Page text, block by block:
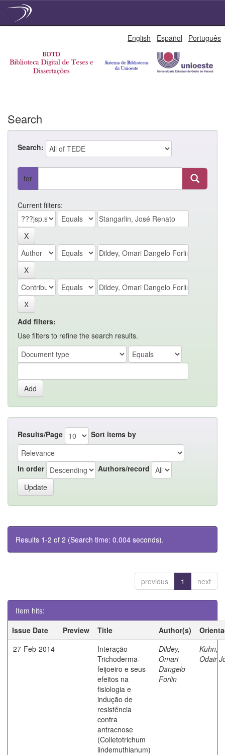
English Español Português
Search
Search:
for
Current filters:
Add filters:
Use filters to refine the search results.
Results/Page Sort items by
In order Authors/record
Results 1-2 of 2 (Search time: 0.004 seconds).
previous 1 next
Item hits:
Issue Date
Preview Title Author(s)
27-Feb-2014
Interação
Trichoderma-
feijoeiro e seus
efeitos na
fisiologia e
indução de
resistência
contra
antracnose
(Colletotrichum
lindemuthianum)
Dildey,
Omari
Dangelo
Forlin
Kuhn,
Odair